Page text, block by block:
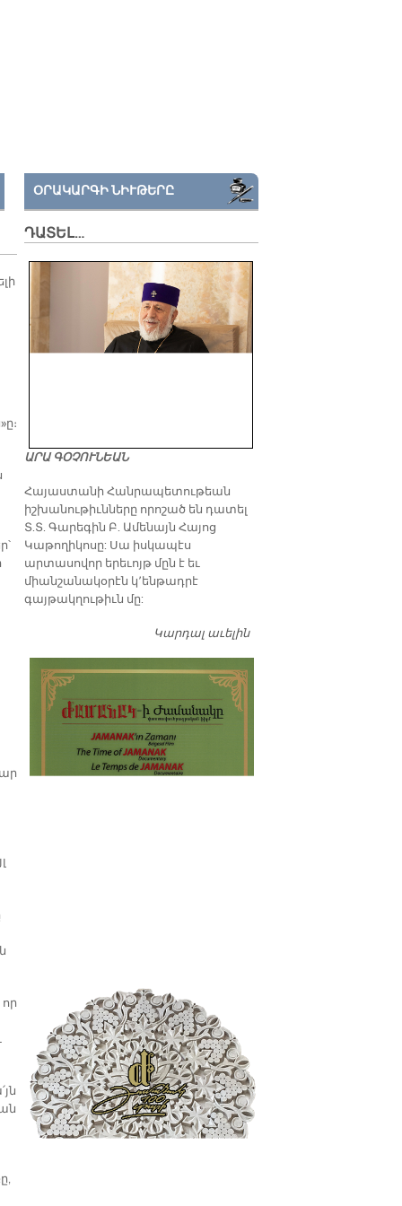
ՕՐԱԿԱՐԳԻ ՆԻՒԹԵՐԸ
ԴԱՏԵԼ…
ԱՐԱ ԳՕՉՈՒՆԵԱՆ
​Հայաստանի Հանրապետութեան
իշխանութիւնները որոշած են դատել
Տ.Տ. Գարեգին Բ. Ամենայն Հայոց
Կաթողիկոսը: Սա իսկապէս
արտասովոր երեւոյթ մըն է եւ
միանշանակօրէն կ՚ենթադրէ
գայթակղութիւն մը:
Կարդալ աւելինԴատել…